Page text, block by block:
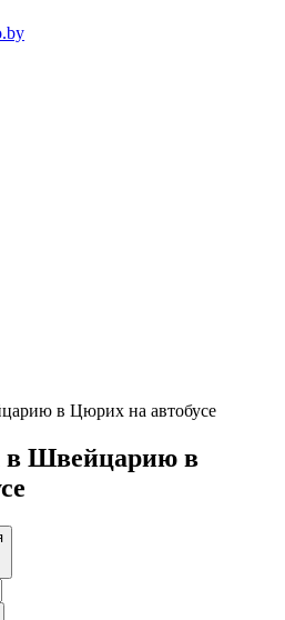
в Швейцарию в